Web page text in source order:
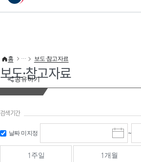
이 누리집은 대한민국 공식 전자정부 누리집입니다.
공유하기
홈 보도·참고자료
보도·참고자료
검색기간
날짜 미지정
시
작
일
~
1주일 1개월